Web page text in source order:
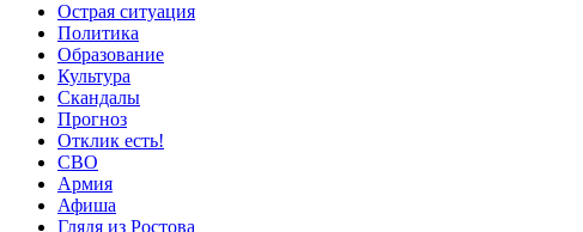
Острая ситуация
Политика
Образование
Культура
Скандалы
Прогноз
Отклик есть!
СВО
Армия
Афиша
Глядя из Ростова